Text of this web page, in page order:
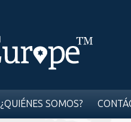
¿QUIÉNES SOMOS?